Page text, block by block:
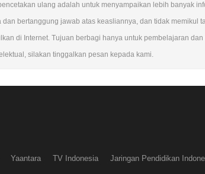
ulang adalah untuk menyampaikan lebih banyak
bertanggung jawab atas keasliannya, dan tidak memikul
di Internet. Tujuan berbagi hanya untuk pembelajaran
silakan tinggalkan pesan kepada kami.
Yaantara TV Indonesia Jaringan Pendidikan